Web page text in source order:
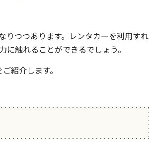
りつつあります。レンタカーを利用すれ
触れることができるでしょう。
紹介します。